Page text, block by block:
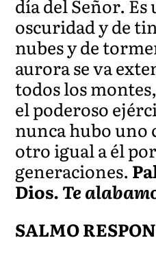
día del Señor. Es
oscuridad y de
nubes y de
aurora se va
todos los
el poderoso
nunca hubo uno
otro igual a él
generaciones.
Dios.Te
SALMO